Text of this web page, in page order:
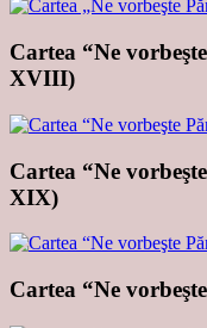
Cartea “Ne
XVIII)
Cartea “Ne
XIX)
Cartea “Ne